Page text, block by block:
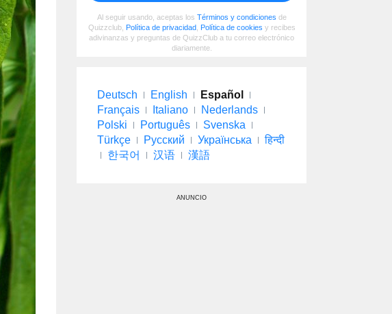
Al seguir usando, aceptas los Términos y condiciones de
Quizzclub, Política de privacidad, Política de cookies y recibes
adivinanzas y preguntas de QuizzClub a tu correo electrónico
diariamente.
Deutsch English
Español
Français
Italiano
Nederlands
Polski
Português
Svenska
Türkçe
Русский Українська
हिन्दी
한국어
汉语 漢語
ANUNCIO